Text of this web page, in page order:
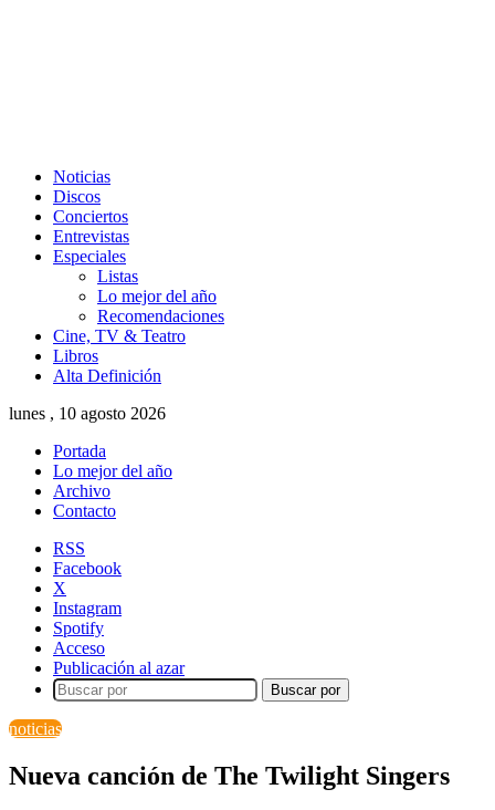
Noticias
Discos
Conciertos
Entrevistas
Especiales
Listas
Lo mejor del año
Recomendaciones
Cine, TV & Teatro
Libros
Alta Definición
lunes , 10 agosto 2026
Portada
Lo mejor del año
Archivo
Contacto
RSS
Facebook
X
Instagram
Spotify
Acceso
Publicación al azar
Buscar por
noticias
Nueva canción de The Twilight Singers